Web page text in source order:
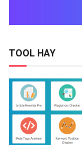
TOOL HAY